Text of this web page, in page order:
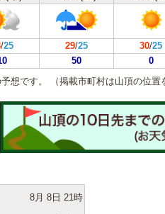
/25 29/25 30/25
50 0
想です。
（掲載市町村は山頂の位置
8月 8日 21時